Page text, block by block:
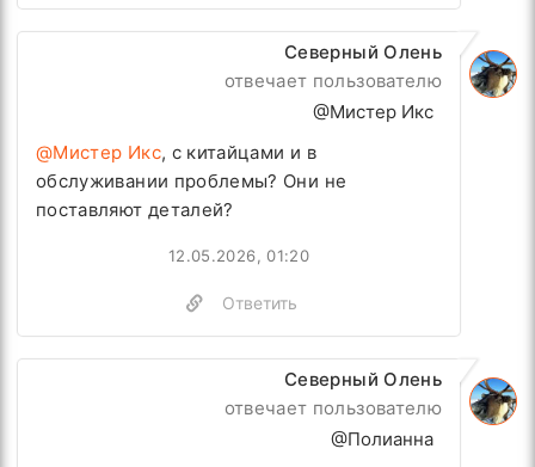
Северный Олень
отвечает пользователю
@Мистер Икс
@Мистер Икс, с китайцами и в
обслуживании проблемы? Они не
поставляют деталей?
Ответить
12.05.2026, 01:20
Северный Олень
отвечает пользователю
@Полианна